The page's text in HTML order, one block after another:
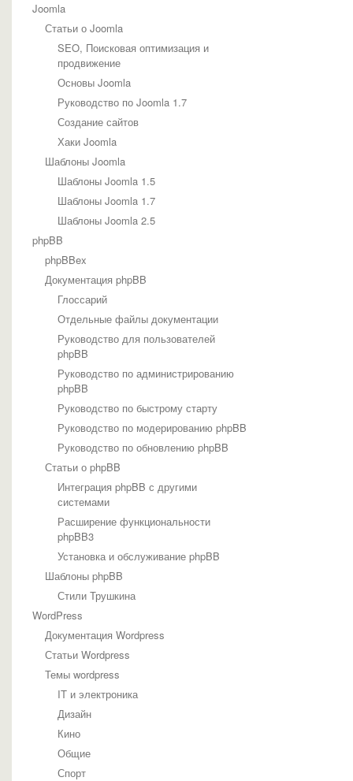
Стили Трушкина
WordPress
Документация Wordpress
Статьи Wordpress
Темы wordpress
IT и электроника
Дизайн
Кино
Общие
Спорт
Полезные статьи
HTML-верстка
MySQL
Продвижение сайтов
Язык JavaScript
Язык PHP
Joomla
Статьи о Joomla
SEO, Поисковая оптимизация и
продвижение
Основы Joomla
Руководство по Joomla 1.7
Создание сайтов
Хаки Joomla
Шаблоны Joomla
Шаблоны Joomla 1.5
Шаблоны Joomla 1.7
Шаблоны Joomla 2.5
phpBB
phpBBex
Документация phpBB
Глоссарий
Отдельные файлы документации
Руководство для пользователей
phpBB
Руководство по администрированию
phpBB
Руководство по быстрому старту
Руководство по модерированию phpBB
Руководство по обновлению phpBB
Статьи о phpBB
Интеграция phpBB с другими
системами
Расширение функциональности
phpBB3
Установка и обслуживание phpBB
Шаблоны phpBB
Стили Трушкина
WordPress
Документация Wordpress
Статьи Wordpress
Темы wordpress
IT и электроника
Дизайн
Кино
Общие
Спорт